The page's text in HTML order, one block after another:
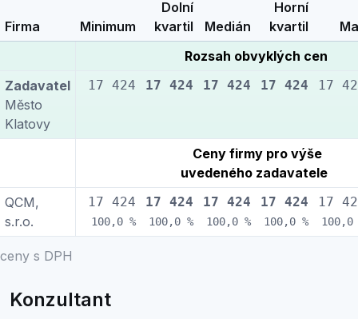
ceny s DPH
Firma Minimum
Dolní
kvartil
Medián
Horní
kvartil
Rozsah obvyklých cen
Zadavatel
Město
Klatovy
17 424 17 424 17 424 17 424 17
Ceny firmy pro výše
uvedeného zadavatele
QCM,
s.r.o.
17 424
100,0 %
17 424
100,0 %
17 424
100,0 %
17 424
100,0 %
17
100,0
Konzultant